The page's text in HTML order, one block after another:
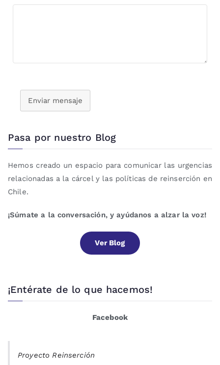
Enviar mensaje
Pasa por nuestro Blog
Hemos creado un espacio para comunicar las urgencias
relacionadas a la cárcel y las políticas de reinserción en
Chile.
¡Súmate a la conversación, y ayúdanos a alzar la voz!
Ver Blog
¡Entérate de lo que hacemos!
Facebook
Proyecto Reinserción